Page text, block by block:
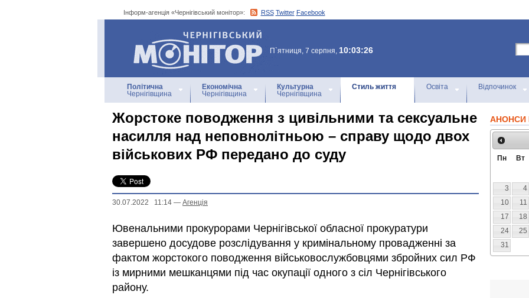
Інформ-агенція «Чернігівський монітор»: RSS Twitter Facebook
Інформ-агенція
«Чернігівський монітор»
П`ятниця, 7 серпня, 10:03:26
Політична
Чернігівщина
Економічна
Чернігівщина
Культурна
Чернігівщина
Стиль життя Освіта Відпочинок
Жорстоке поводження з цивільними та сексуальне
насилля над неповнолітньою – справу щодо двох
військових РФ передано до суду
30.07.2022 11:14 — Агенцiя
Ювенальними прокурорами Чернігівської обласної прокуратури
завершено досудове розслідування у кримінальному провадженні за
фактом жорстокого поводження військовослужбовцями збройних сил РФ
із мирними мешканцями під час окупації одного з сіл Чернігівського
району.
АНОНСИ
Пн Вт
3
4
10
11
17
18
24
25
31